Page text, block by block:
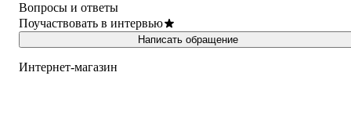
Вопросы и ответы
Поучаствовать в интервью
Написать обращение
Интернет-магазин